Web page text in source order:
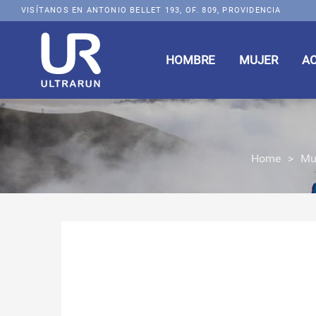
VISÍTANOS EN ANTONIO BELLET 193, OF. 809, PROVIDENCIA
HOMBRE MUJER
Home >